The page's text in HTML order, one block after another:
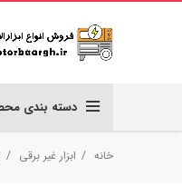
دسته بندی
خانه ابزار غیر برقی